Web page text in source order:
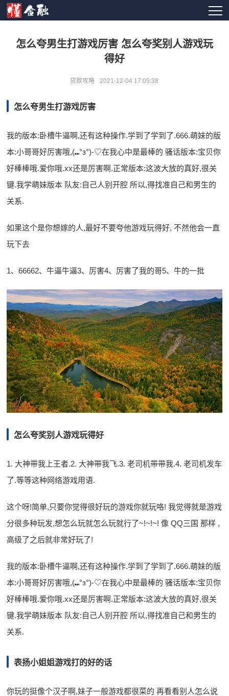
怎么夸男生打游戏厉害 怎么夸奖别人游戏玩
得好
贷款攻略 2021-12-04 17:05:38
怎么夸男生打游戏厉害
我的版本:卧槽牛逼啊,还有这种操作.学到了学到了.666.萌妹的版
本:小哥哥好厉害哦,(⑉°з°)-♡在我心中是最棒的 骚话版本:宝贝你
好棒棒哦.爱你哦.xx还是厉害啊.正常版本:这波大放的真好,很关
键.我学萌妹版本 队友:自己人别开腔 所以,得找准自己和男生的
关系.
如果这个是你想嫁的人,最好不要夸他游戏玩得好, 不然他会一直
玩下去
1、66662、牛逼牛逼3、厉害4、厉害了我的哥5、牛的一批
怎么夸奖别人游戏玩得好
1. 大神带我上王者.2. 大神带我飞.3. 老司机带带我.4. 老司机发车
了.等等这种网络游戏用语.
这个呀!简单,只要你觉得很好玩的游戏你就玩咯! 我觉得就是游戏
分很多种玩发,想怎么玩就怎么玩就行了~!~!~! 像 QQ三国 那样 ,
高级了之后就非常好玩了!
我的版本:卧槽牛逼啊,还有这种操作.学到了学到了.666.萌妹的版
本:小哥哥好厉害哦,(⑉°з°)-♡在我心中是最棒的 骚话版本:宝贝你
好棒棒哦.爱你哦.xx还是厉害啊.正常版本:这波大放的真好,很关
键.我学萌妹版本 队友:自己人别开腔 所以,得找准自己和男生的
关系.
表扬小姐姐游戏打的好的话
你玩的挺像个汉子啊,妹子一般游戏都很菜的 再看看别人怎么说